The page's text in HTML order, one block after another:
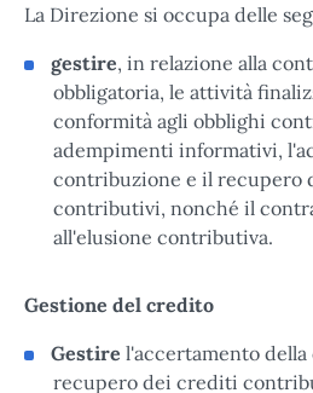
La Direzione si occupa delle
gestire, in relazione alla
obbligatoria, le attività
conformità agli obblighi
adempimenti informativi,
contribuzione e il recupero
contributivi, nonché il
all'elusione contributiva.
Gestione del credito
Gestire l'accertamento
recupero dei crediti